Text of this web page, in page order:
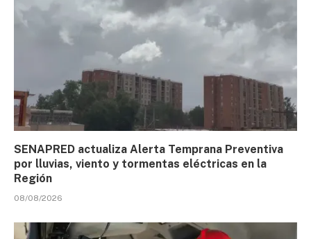
SENAPRED actualiza Alerta Temprana Preventiva
por lluvias, viento y tormentas eléctricas en la
Región
08/08/2026